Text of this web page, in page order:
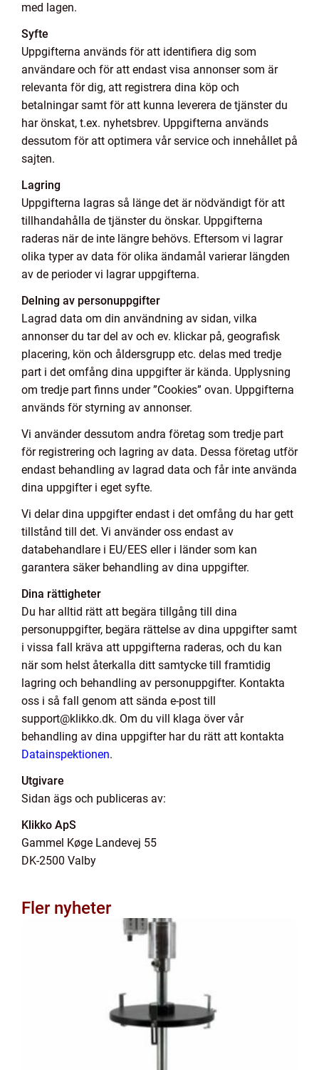
med lagen.
Syfte
Uppgifterna används för att identifiera dig som
användare och för att endast visa annonser som är
relevanta för dig, att registrera dina köp och
betalningar samt för att kunna leverera de tjänster du
har önskat, t.ex. nyhetsbrev. Uppgifterna används
dessutom för att optimera vår service och innehållet på
sajten.
Lagring
Uppgifterna lagras så länge det är nödvändigt för att
tillhandahålla de tjänster du önskar. Uppgifterna
raderas när de inte längre behövs. Eftersom vi lagrar
olika typer av data för olika ändamål varierar längden
av de perioder vi lagrar uppgifterna.
Delning av personuppgifter
Lagrad data om din användning av sidan, vilka
annonser du tar del av och ev. klickar på, geografisk
placering, kön och åldersgrupp etc. delas med tredje
part i det omfång dina uppgifter är kända. Upplysning
om tredje part finns under ”Cookies” ovan. Uppgifterna
används för styrning av annonser.
Vi använder dessutom andra företag som tredje part
för registrering och lagring av data. Dessa företag utför
endast behandling av lagrad data och får inte använda
dina uppgifter i eget syfte.
Vi delar dina uppgifter endast i det omfång du har gett
tillstånd till det. Vi använder oss endast av
databehandlare i EU/EES eller i länder som kan
garantera säker behandling av dina uppgifter.
Dina rättigheter
Du har alltid rätt att begära tillgång till dina
personuppgifter, begära rättelse av dina uppgifter samt
i vissa fall kräva att uppgifterna raderas, och du kan
när som helst återkalla ditt samtycke till framtidig
lagring och behandling av personuppgifter. Kontakta
oss i så fall genom att sända e-post till
support@klikko.dk. Om du vill klaga över vår
behandling av dina uppgifter har du rätt att kontakta
Datainspektionen.
Utgivare
Sidan ägs och publiceras av:
Klikko ApS
Gammel Køge Landevej 55
DK-2500 Valby
Fler nyheter